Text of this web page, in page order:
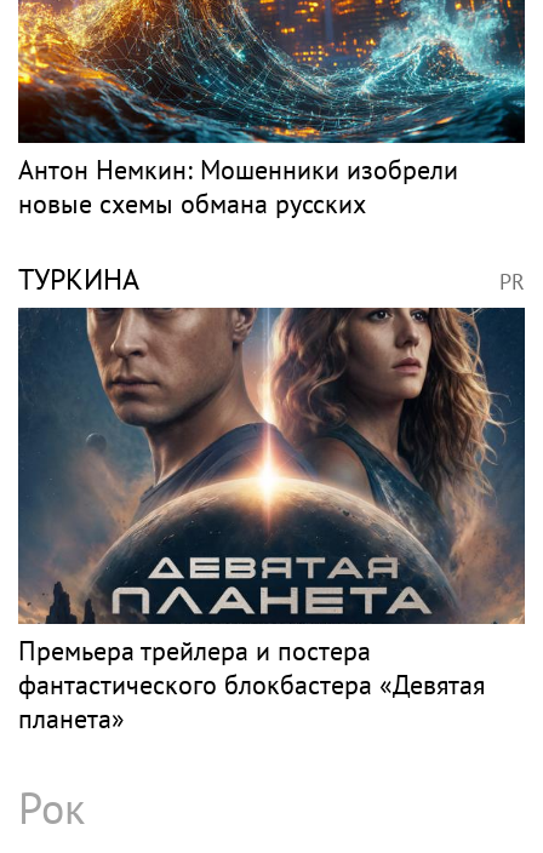
Антон Немкин: Мошенники изобрели
новые схемы обмана русских
ТУРКИНА PR
Премьера трейлера и постера
фантастического блокбастера «Девятая
планета»
Рок